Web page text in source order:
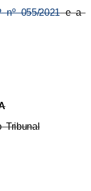
nº 055/2021
e a
Tribunal